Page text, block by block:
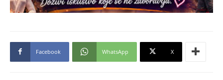
Facebook WhatsApp X